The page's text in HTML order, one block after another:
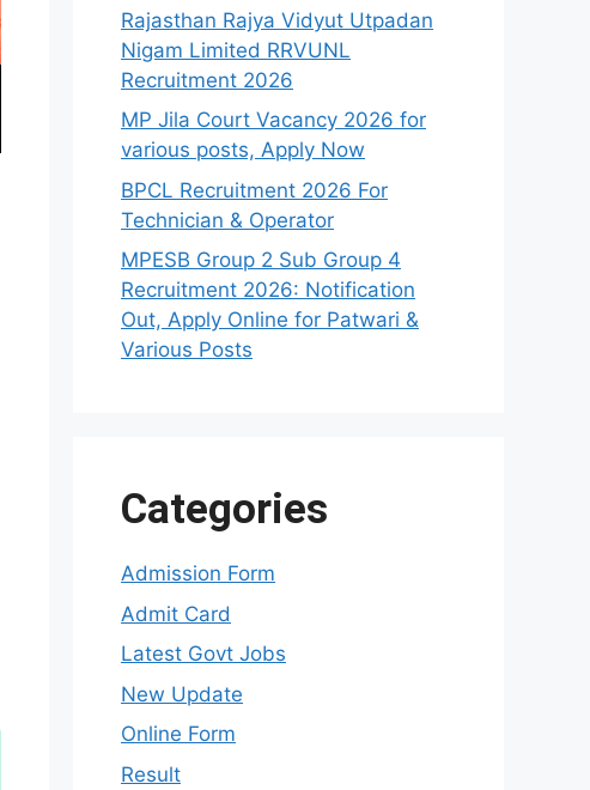
Rajasthan Rajya Vidyut Utpadan
Nigam Limited RRVUNL
Recruitment 2026
MP Jila Court Vacancy 2026 for
various posts, Apply Now
BPCL Recruitment 2026 For
Technician & Operator
MPESB Group 2 Sub Group 4
Recruitment 2026: Notification
Out, Apply Online for Patwari &
Various Posts
Categories
Admission Form
Admit Card
Latest Govt Jobs
New Update
Online Form
Result